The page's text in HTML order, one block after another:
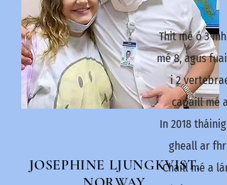
Thit mé ó 3
mé 8, agus
i 2
capaill mé
In 2018
gheall ar
Chaill mé a
JOSEPHINE LJUNGKVIST,